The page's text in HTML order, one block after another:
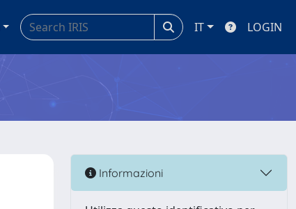
IT LOGIN
Informazioni